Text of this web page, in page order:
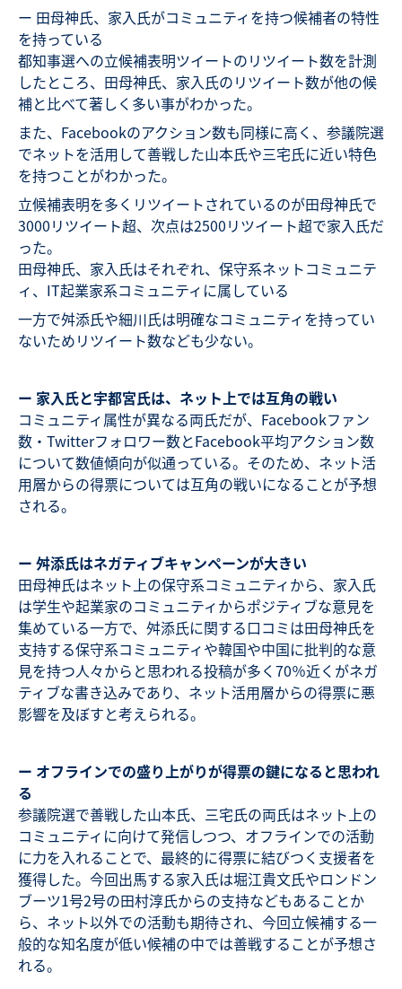
ー 田母神氏、家入氏がコミュニティを持つ候補者の特性
を持っている
都知事選への立候補表明ツイートのリツイート数を計測
したところ、田母神氏、家入氏のリツイート数が他の候
補と比べて著しく多い事がわかった。
また、Facebookのアクション数も同様に高く、参議院選
でネットを活用して善戦した山本氏や三宅氏に近い特色
を持つことがわかった。
立候補表明を多くリツイートされているのが田母神氏で
3000リツイート超、次点は2500リツイート超で家入氏だ
った。
田母神氏、家入氏はそれぞれ、保守系ネットコミュニテ
ィ、IT起業家系コミュニティに属している
一方で舛添氏や細川氏は明確なコミュニティを持ってい
ないためリツイート数なども少ない。
ー 家入氏と宇都宮氏は、ネット上では互角の戦い
コミュニティ属性が異なる両氏だが、Facebookファン
数・Twitterフォロワー数とFacebook平均アクション数
について数値傾向が似通っている。そのため、ネット活
用層からの得票については互角の戦いになることが予想
される。
ー 舛添氏はネガティブキャンペーンが大きい
田母神氏はネット上の保守系コミュニティから、家入氏
は学生や起業家のコミュニティからポジティブな意見を
集めている一方で、舛添氏に関する口コミは田母神氏を
支持する保守系コミュニティや韓国や中国に批判的な意
見を持つ人々からと思われる投稿が多く70％近くがネガ
ティブな書き込みであり、ネット活用層からの得票に悪
影響を及ぼすと考えられる。
ー オフラインでの盛り上がりが得票の鍵になると思われ
る
参議院選で善戦した山本氏、三宅氏の両氏はネット上の
コミュニティに向けて発信しつつ、オフラインでの活動
に力を入れることで、最終的に得票に結びつく支援者を
獲得した。今回出馬する家入氏は堀江貴文氏やロンドン
ブーツ1号2号の田村淳氏からの支持などもあることか
ら、ネット以外での活動も期待され、今回立候補する一
般的な知名度が低い候補の中では善戦することが予想さ
れる。